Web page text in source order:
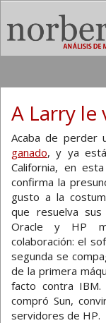
A Larry le
Acaba de perder
ganado, y ya
California, en
confirma la
gusto a la
que resuelva sus
Oracle y HP
colaboración: el
segunda se
de la primera
facto contra IBM.
compró Sun,
servidores de HP.